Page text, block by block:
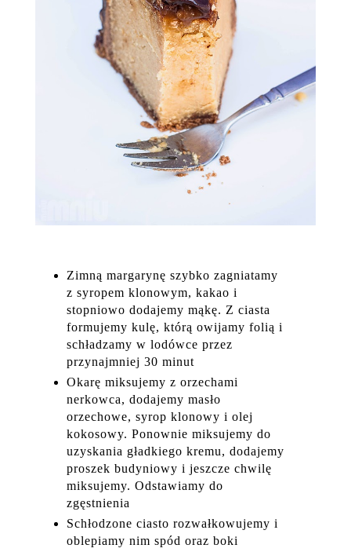
Zimną margarynę szybko zagniatamy
z syropem klonowym, kakao i
stopniowo dodajemy mąkę. Z ciasta
formujemy kulę, którą owijamy folią i
schładzamy w lodówce przez
przynajmniej 30 minut
Okarę miksujemy z orzechami
nerkowca, dodajemy masło
orzechowe, syrop klonowy i olej
kokosowy. Ponownie miksujemy do
uzyskania gładkiego kremu, dodajemy
proszek budyniowy i jeszcze chwilę
miksujemy. Odstawiamy do
zgęstnienia
Schłodzone ciasto rozwałkowujemy i
oblepiamy nim spód oraz boki